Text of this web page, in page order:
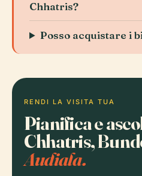
Chhatris?
Posso acquistare i
RENDI LA VISITA TUA
Pianifica e
Chhatris,
Audiala.